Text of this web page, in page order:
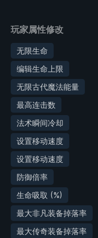
玩家属性修改
无限生命
编辑生命上限
无限古代魔法能量
最高连击数
法术瞬间冷却
设置移动速度
设置移动速度
防御倍率
生命吸取 (%)
最大非凡装备掉落率
最大传奇装备掉落率